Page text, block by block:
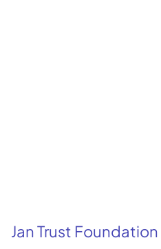
Jan Trust Foundation